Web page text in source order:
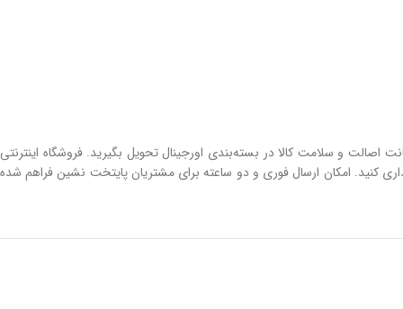
ممکن (در کمتر از ۷۲ ساعت) قطعات خریداری شده را به همراه ضمانت اصالت و سلامت کالا در بسته‌بندی اورجینال تحویل بگیرید. فروشگاه اینترنتی
کنید. امکان ارسال فوری و دو ساعته برای مشتریان پایتخت نشین فراهم شده